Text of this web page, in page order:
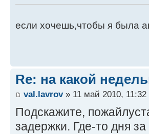
если хочешь,чтобы я была
Re: на какой
val.lavrov» 11 май 2010, 11:32
Подскажите,
задержки. Где-то дня